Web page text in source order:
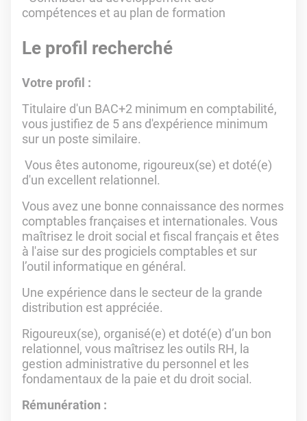
compétences et au plan de formation
Le profil recherché
Votre profil :
Titulaire d'un BAC+2 minimum en comptabilité,
vous justifiez de 5 ans d'expérience minimum
sur un poste similaire.
Vous êtes autonome, rigoureux(se) et doté(e)
d'un excellent relationnel.
Vous avez une bonne connaissance des normes
comptables françaises et internationales. Vous
maîtrisez le droit social et fiscal français et êtes
à l'aise sur des progiciels comptables et sur
l’outil informatique en général.
Une expérience dans le secteur de la grande
distribution est appréciée.
Rigoureux(se), organisé(e) et doté(e) d’un bon
relationnel, vous maîtrisez les outils RH, la
gestion administrative du personnel et les
fondamentaux de la paie et du droit social.
Rémunération :